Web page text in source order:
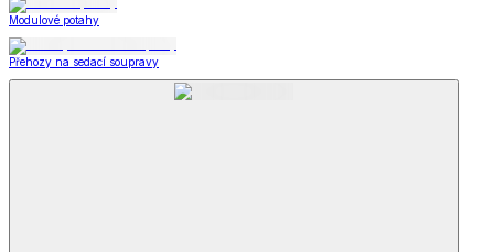
Modulové potahy
Přehozy na sedací soupravy